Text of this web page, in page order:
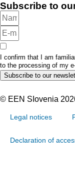
Subscribe to
I confirm that I am
to the processing of my
Subscribe to our
© EEN SIovenia
Legal notices
Declaration of